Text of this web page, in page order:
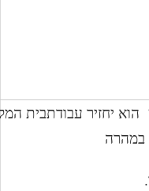
יחזיר עבודתבית
במהרה